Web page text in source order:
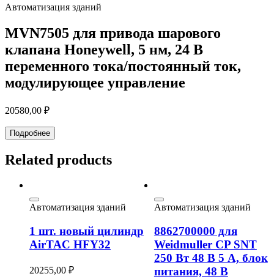
Автоматизация зданий
MVN7505 для привода шарового
клапана Honeywell, 5 нм, 24 В
переменного тока/постоянный ток,
модулирующее управление
20580,00 ₽
Подробнее
Related products
Автоматизация зданий
1 шт. новый цилиндр
AirTAC HFY32
20255,00 ₽
Автоматизация зданий
8862700000 для
Weidmuller CP SNT
250 Вт 48 В 5 А, блок
питания, 48 В